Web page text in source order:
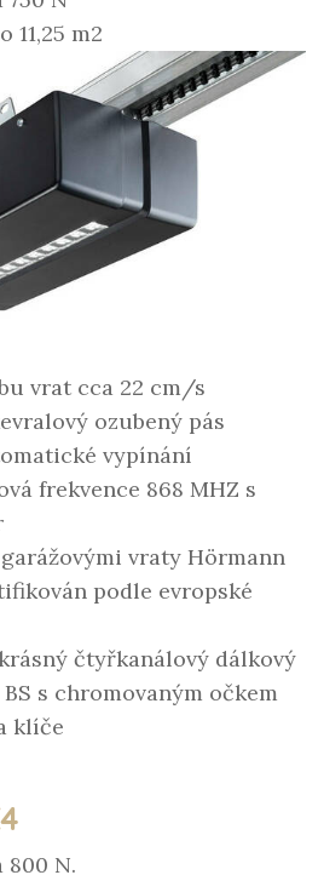
11,25 m2
vrat cca 22 cm/s
ozubený pás
vypínání
frekvence 868 MHZ s
vraty Hörmann
podle evropské
čtyřkanálový dálkový
s chromovaným očkem
klíče
800 N.